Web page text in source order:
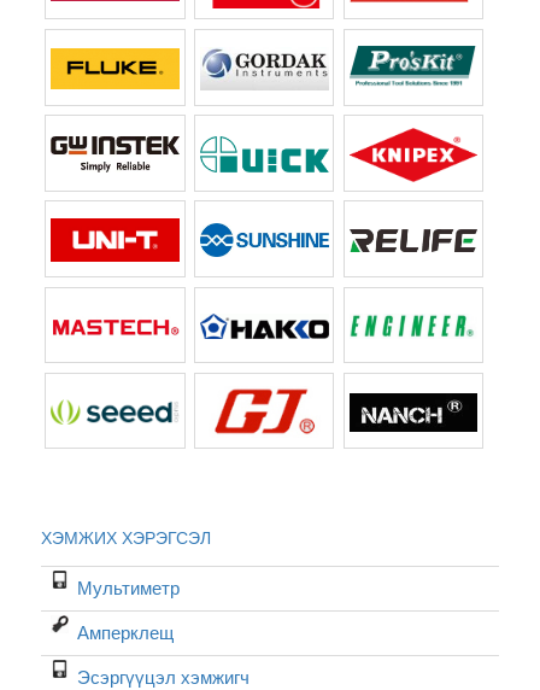
ХЭМЖИХ ХЭРЭГСЭЛ
Мультиметр
Амперклещ
Эсэргүүцэл хэмжигч